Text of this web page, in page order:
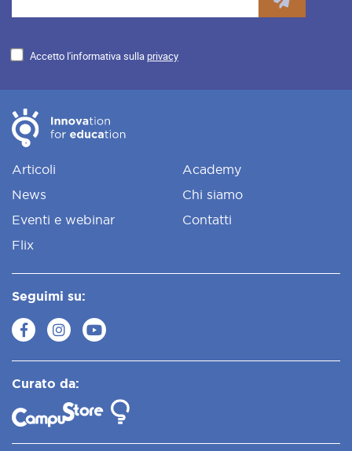
Accetto l'informativa sulla privacy
Articoli
News
Eventi e webinar
Flix
Academy
Chi siamo
Contatti
Seguimi su:
Curato da: